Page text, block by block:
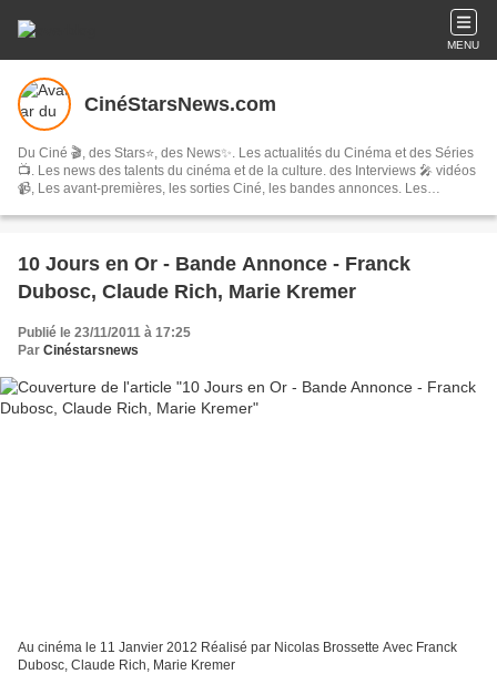
MENU
CinéStarsNews.com
Du Ciné 🎬, des Stars⭐, des News✨. Les actualités du Cinéma et des Séries
📺. Les news des talents du cinéma et de la culture. des Interviews 🎤 vidéos
📹, Les avant-premières, les sorties Ciné, les bandes annonces. Les
10 Jours en Or - Bande Annonce - Franck
Dubosc, Claude Rich, Marie Kremer
Publié le 23/11/2011 à 17:25
Par Cinéstarsnews
Au cinéma le 11 Janvier 2012 Réalisé par Nicolas Brossette Avec Franck
Dubosc, Claude Rich, Marie Kremer